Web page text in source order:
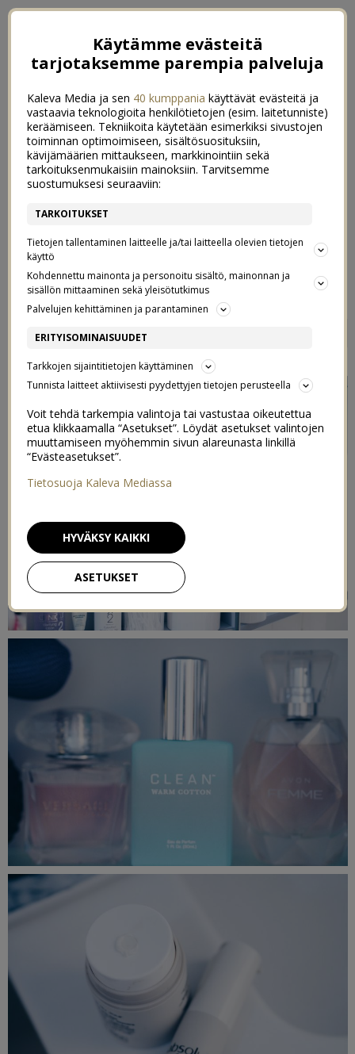
IHONHOIDON OMAT SUOSIKIT
Käytämme evästeitä
tarjotaksemme parempia palveluja
Kaleva Media ja sen 40 kumppania käyttävät evästeitä ja
vastaavia teknologioita henkilötietojen (esim. laitetunniste)
keräämiseen. Tekniikoita käytetään esimerkiksi sivustojen
toiminnan optimoimiseen, sisältösuosituksiin,
kävijämäärien mittaukseen, markkinointiin sekä
tarkoituksenmukaisiin mainoksiin. Tarvitsemme
suostumuksesi seuraaviin:
TARKOITUKSET
Tietojen tallentaminen laitteelle ja/tai laitteella olevien tietojen
käyttö
Kohdennettu mainonta ja personoitu sisältö, mainonnan ja
sisällön mittaaminen sekä yleisötutkimus
Palvelujen kehittäminen ja parantaminen
ERITYISOMINAISUUDET
Tarkkojen sijaintitietojen käyttäminen
Tunnista laitteet aktiivisesti pyydettyjen tietojen perusteella
Voit tehdä tarkempia valintoja tai vastustaa oikeutettua
etua klikkaamalla “Asetukset”. Löydät asetukset valintojen
muuttamiseen myöhemmin sivun alareunasta linkillä
“Evästeasetukset”.
Tietosuoja Kaleva Mediassa
ASETUKSET
HYVÄKSY KAIKKI